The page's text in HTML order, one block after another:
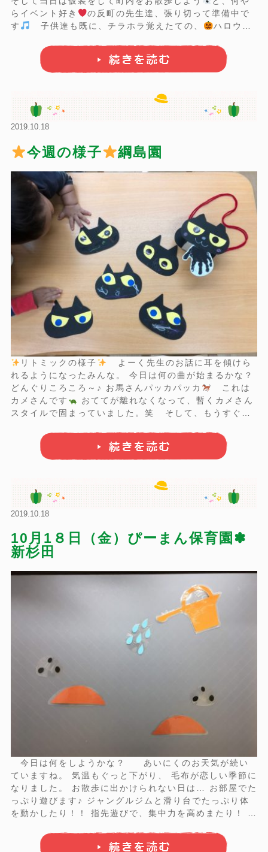
らイベント好き
の反町の先生達、張り切って準備中で
す
子供達も既に、チラホラ覚えたての、
ハロウィ
、コウモリ ポーズになりきって踊ってます ...
2019.10.18
今週の様子 綱島園
リトミックの様子
れるようになったみんな。 今日は何の曲が始まるかな？
どんぐりころころ～♪ お馬さんパッカパッカ
カメさんです
スタイルで固まっていました。笑 そして、もうすぐや
2019.10.18
10月1８日（金）ぴーまん保育園✽
新杉田
今日は何をしようかな？ あいにくのお天気が続い
ていますね。 気温もぐっと下がり、 毛布が恋しい季節に
なりました。 お散歩に出かけられない日は… お部屋でた
っぷり遊びます♪ ジャングルジムと滑り台でたっぷり体
を動かしたり！！ 指先遊びで、集中力を高めまたり！ な